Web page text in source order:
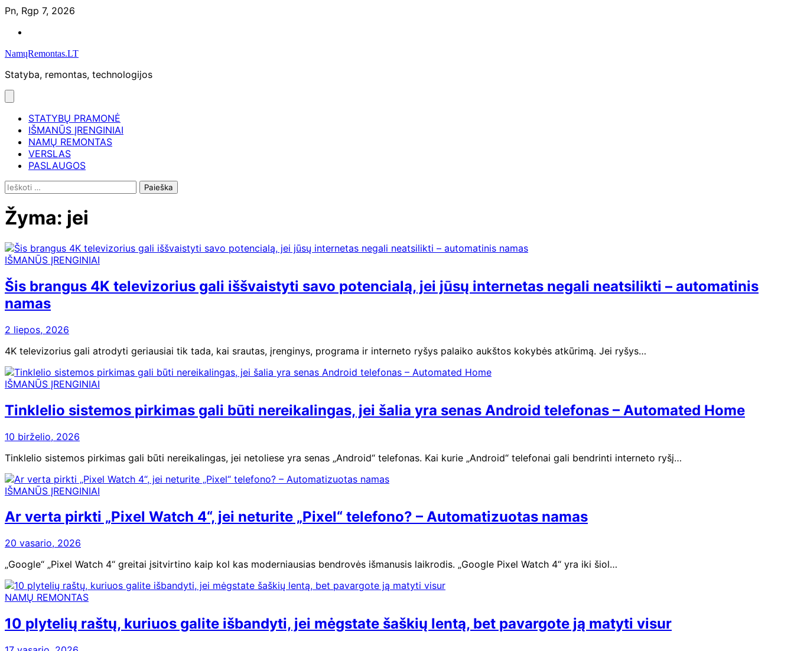
Skip
content
Pn, Rgp 7, 2026
NamųRemontas.LT
Statyba, remontas, technologijos
STATYBŲ PRAMONĖ
IŠMANŪS ĮRENGINIAI
NAMŲ REMONTAS
VERSLAS
PASLAUGOS
Ieškoti:
Žyma: jei
IŠMANŪS ĮRENGINIAI
Šis brangus 4K televizorius gali iššvaistyti savo potencialą, jei jūsų internetas negali neatsilikti – automatinis
namas
2 liepos, 2026
4K televizorius gali atrodyti geriausiai tik tada, kai srautas, įrenginys, programa ir interneto ryšys palaiko aukštos kokybės atkūrimą. Jei ryšys…
IŠMANŪS ĮRENGINIAI
Tinklelio sistemos pirkimas gali būti nereikalingas, jei šalia yra senas Android telefonas – Automated Home
10 birželio, 2026
Tinklelio sistemos pirkimas gali būti nereikalingas, jei netoliese yra senas „Android“ telefonas. Kai kurie „Android“ telefonai gali bendrinti interneto ryšį…
IŠMANŪS ĮRENGINIAI
Ar verta pirkti „Pixel Watch 4“, jei neturite „Pixel“ telefono? – Automatizuotas namas
20 vasario, 2026
„Google“ „Pixel Watch 4“ greitai įsitvirtino kaip kol kas moderniausias bendrovės išmanusis laikrodis. „Google Pixel Watch 4“ yra iki šiol…
NAMŲ REMONTAS
10 plytelių raštų, kuriuos galite išbandyti, jei mėgstate šaškių lentą, bet pavargote ją matyti visur